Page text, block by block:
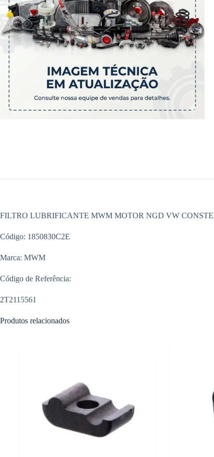
FILTRO LUBRIFICANTE MWM MOTOR NGD VW
Código: 1850830C2E
Marca: MWM
Código de Referência:
2T2115561
Produtos relacionados